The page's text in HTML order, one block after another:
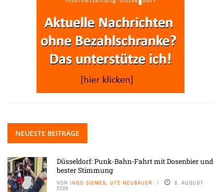
NEUESTE BEITRÄGE
Düsseldorf: Punk-Bahn-Fahrt mit Dosenbier und
bester Stimmung
VON INGO SIEMES, UTE NEUBAUER 8. AUGUST
2026